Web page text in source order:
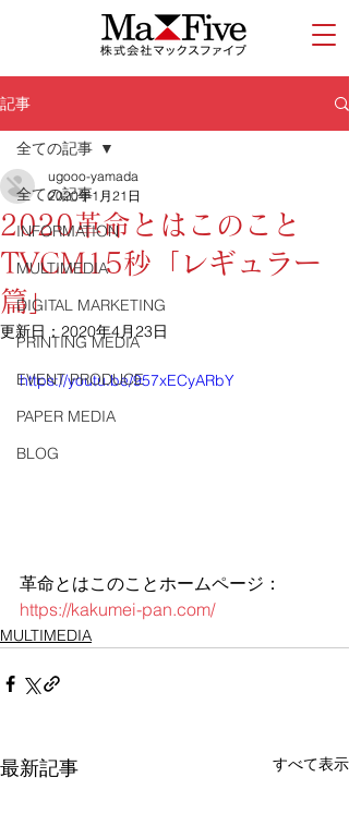
記事
全ての記事
INFORMATION
MULTIMEDIA
DIGITAL MARKETING
PRINTING MEDIA
EVENT PRODUCE
PAPER MEDIA
BLOG
全ての記事
2020革命とはこのこと
TVCM15秒「レギュラー
篇」
ugooo-yamada
2020年1月21日
更新日： 2020年4月23日
https://youtu.be/957xECyARbY
革命とはこのことホームページ：
https://kakumei-pan.com/
MULTIMEDIA
最新記事 すべて表示